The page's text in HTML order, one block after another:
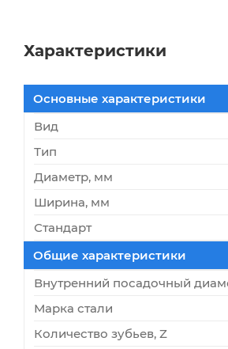
Характеристики
Основные характеристики
Вид
Тип
Диаметр, мм
Ширина, мм
Стандарт
Общие характеристики
Внутренний посадочный
Марка стали
Количество зубьев, Z